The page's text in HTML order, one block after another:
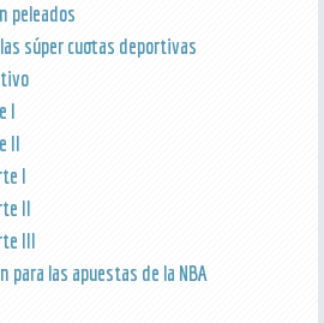
peleados
súper cuotas deportivas
I
II
I
II
III
las apuestas de la NBA